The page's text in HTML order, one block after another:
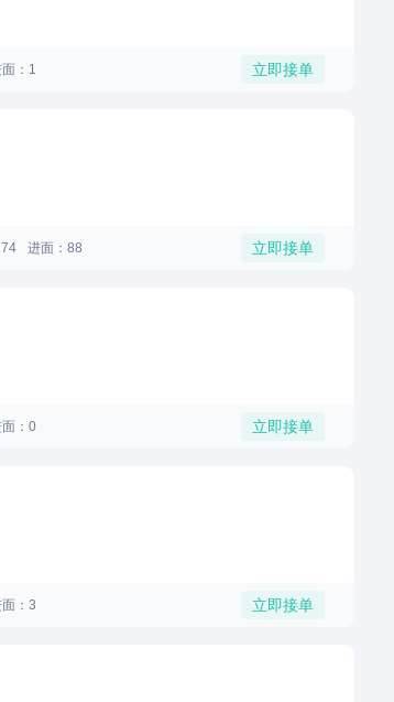
：1 立即接单
进面：88 立即接单
：0 立即接单
：3 立即接单